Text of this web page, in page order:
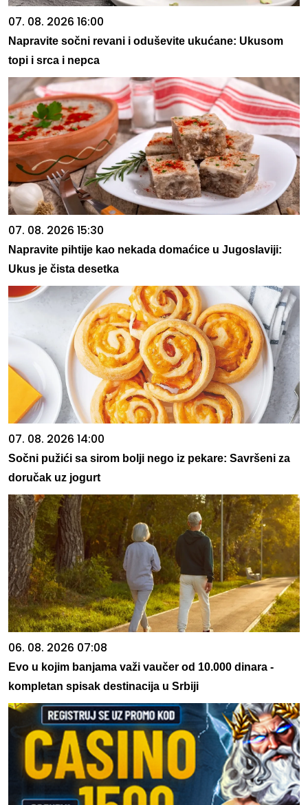
07. 08. 2026 16:00
Napravite sočni revani i oduševite ukućane: Ukusom
topi i srca i nepca
07. 08. 2026 15:30
Napravite pihtije kao nekada domaćice u Jugoslaviji:
Ukus je čista desetka
07. 08. 2026 14:00
Sočni pužići sa sirom bolji nego iz pekare: Savršeni za
doručak uz jogurt
06. 08. 2026 07:08
Evo u kojim banjama važi vaučer od 10.000 dinara -
kompletan spisak destinacija u Srbiji